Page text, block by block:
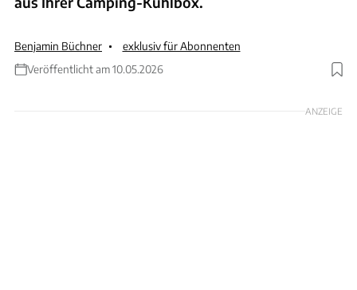
Benjamin Büchner
exklusiv für Abonnenten
Veröffentlicht am 10.05.2026
Foto: Truma
ANZEIGE